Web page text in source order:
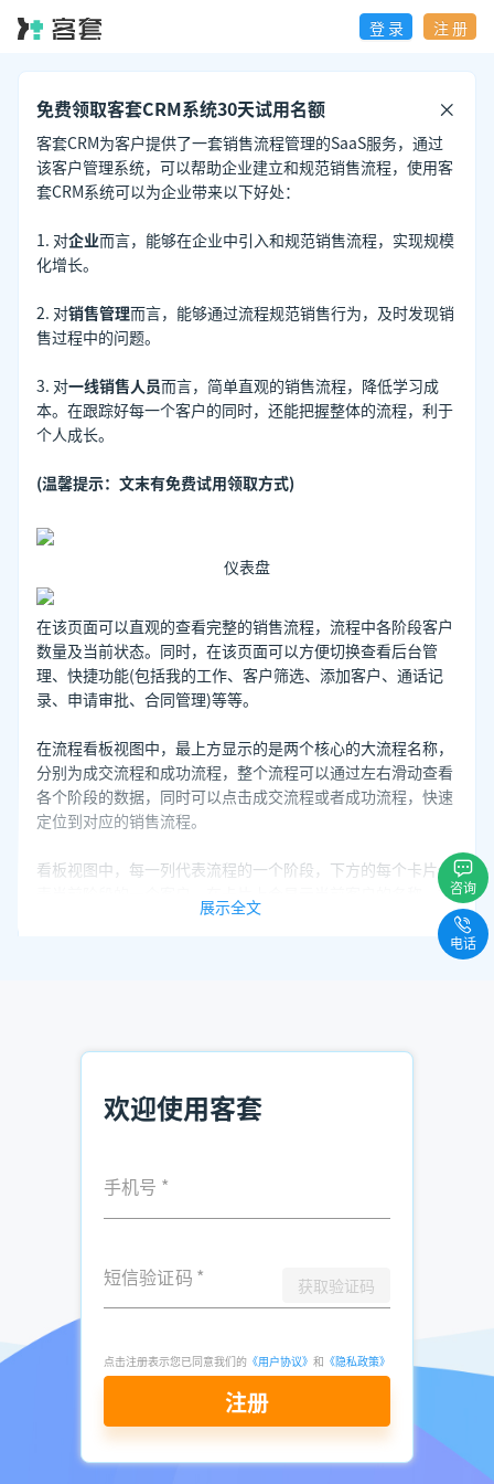
登 录 注 册
免费领取客套CRM系统30天试用名额
客套CRM为客户提供了一套销售流程管理的SaaS服务，通过
该客户管理系统，可以帮助企业建立和规范销售流程，使用客
套CRM系统可以为企业带来以下好处：
1. 对企业而言，能够在企业中引入和规范销售流程，实现规模
化增长。
2. 对销售管理而言，能够通过流程规范销售行为，及时发现销
售过程中的问题。
3. 对一线销售人员而言，简单直观的销售流程，降低学习成
本。在跟踪好每一个客户的同时，还能把握整体的流程，利于
个人成长。
(温馨提示：文末有免费试用领取方式)
仪表盘
在该页面可以直观的查看完整的销售流程，流程中各阶段客户
数量及当前状态。同时，在该页面可以方便切换查看后台管
理、快捷功能(包括我的工作、客户筛选、添加客户、通话记
录、申请审批、合同管理)等等。
在流程看板视图中，最上方显示的是两个核心的大流程名称，
分别为成交流程和成功流程，整个流程可以通过左右滑动查看
各个阶段的数据，同时可以点击成交流程或者成功流程，快速
定位到对应的销售流程。
看板视图中，每一列代表流程的一个阶段，下方的每个卡片代
表当前阶段的一个客户。在卡片上会显示当前客户的名称、标
签、生命周期、最后联系时间、最后联系内容、当前负责的销
售及团队，以及默认的联系人和电话号码，鼠标移入卡片时，
间来进行排序。
跟进状态、管理合同进展。
具体来说，它能帮你搞定这几件事：
1. 线索不落地
从哪儿来的潜在客户，跟进到哪一步了，一目了然。再也不会
展示全文
欢迎使用客套
手机号 *
短信验证码 * 获取验证码
点击注册表示您已同意我们的 《用户协议》 和 《隐私政策》
注册
咨询
电话